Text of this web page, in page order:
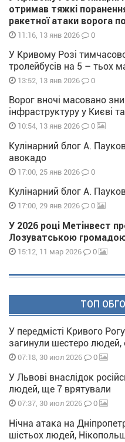
отримав тяжкі
ракетної атаки ворога
11:16, 13 янв 2026 0
У Кривому Розі
тролейбусів на 5 – тьох
13:52, 13 янв 2026 0
Ворог вночі масовано
інфраструктуру у Києві
10:54, 13 янв 2026 0
Кулінарний блог А.
авокадо
17:00, 25 янв 2026 0
Кулінарний блог А.
17:00, 29 янв 2026 0
У 2026 році Метінвест
Лозуватською
15:12, 11 мар 2026 0
ТОП
У передмісті Кривого
загинули шестеро людей,
07:18, 30 июл 2026 0
У Львові внаслідок
людей, ще 7 врятували
07:37, 30 июл 2026 0
Нічна атака на
шістьох людей,